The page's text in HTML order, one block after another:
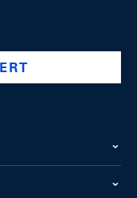
swiss-national-
@swissnationalbank